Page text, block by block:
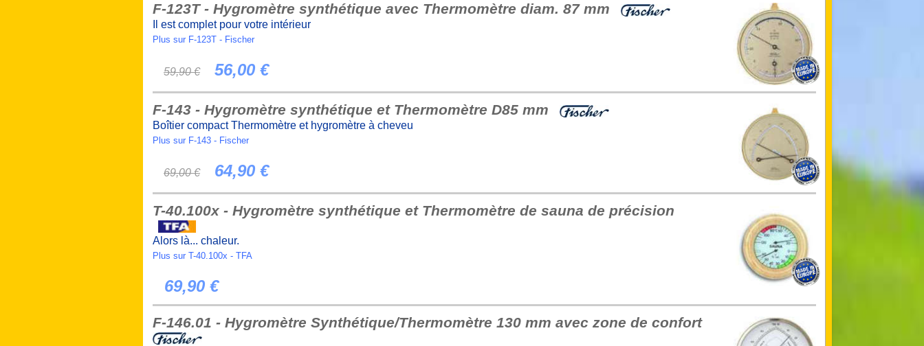
F-123T - Hygromètre synthétique avec Thermomètre diam. 87 mm
Il est complet pour votre intérieur
Plus sur F-123T - Fischer
59,90 € 56,00 €
F-143 - Hygromètre synthétique et Thermomètre D85 mm
Boîtier compact Thermomètre et hygromètre à cheveu
Plus sur F-143 - Fischer
69,00 € 64,90 €
T-40.100x - Hygromètre synthétique et Thermomètre de sauna de précision
Alors là... chaleur.
Plus sur T-40.100x - TFA
69,90 €
F-146.01 - Hygromètre Synthétique/Thermomètre 130 mm avec zone de confort